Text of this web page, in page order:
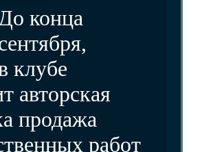
До конца
клубе
авторская
продажа
работ